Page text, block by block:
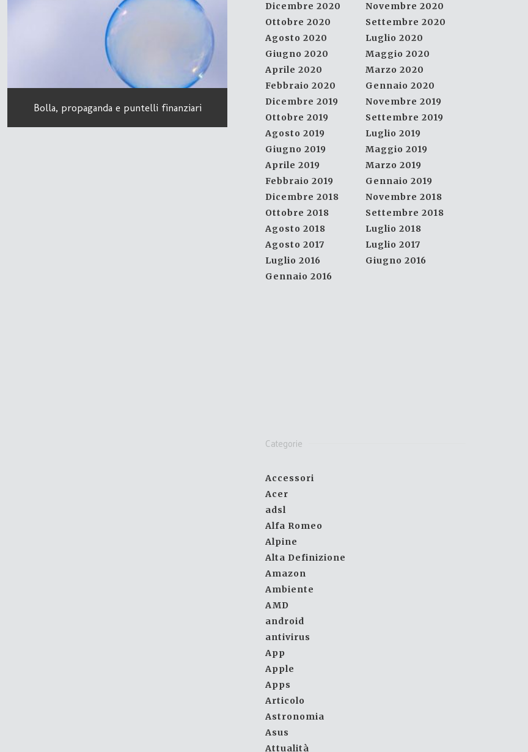
Bolla, propaganda e puntelli finanziari
Dicembre 2020
Novembre 2020
Ottobre 2020
Settembre 2020
Agosto 2020
Luglio 2020
Giugno 2020
Maggio 2020
Aprile 2020
Marzo 2020
Febbraio 2020
Gennaio 2020
Dicembre 2019
Novembre 2019
Ottobre 2019
Settembre 2019
Agosto 2019
Luglio 2019
Giugno 2019
Maggio 2019
Aprile 2019
Marzo 2019
Febbraio 2019
Gennaio 2019
Dicembre 2018
Novembre 2018
Ottobre 2018
Settembre 2018
Agosto 2018
Luglio 2018
Agosto 2017
Luglio 2017
Luglio 2016
Giugno 2016
Gennaio 2016
Categorie
Accessori
Acer
adsl
Alfa Romeo
Alpine
Alta Definizione
Amazon
Ambiente
AMD
android
antivirus
App
Apple
Apps
Articolo
Astronomia
Asus
Attualità